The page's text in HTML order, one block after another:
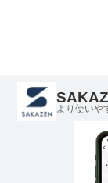
より使いや